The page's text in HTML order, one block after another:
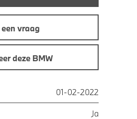
vraag
deze BMW
01-02-2022
Ja